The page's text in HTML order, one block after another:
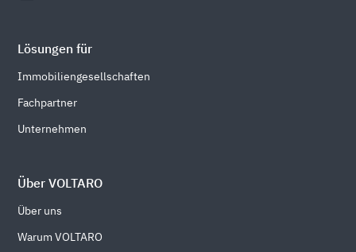
Lösungen für
Immobiliengesellschaften
Fachpartner
Unternehmen
Über VOLTARO
Über uns
Warum VOLTARO